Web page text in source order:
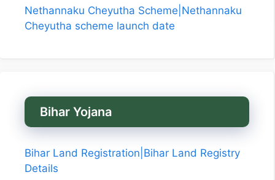
Nethannaku Cheyutha Scheme|Nethannaku
Cheyutha scheme launch date
Bihar Yojana
Bihar Land Registration|Bihar Land Registry
Details